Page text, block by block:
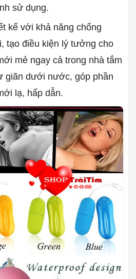
sử dụng.
kế với khả năng chống
tạo điều kiện lý tưởng cho
mẻ ngay cả trong nhà tắm
giãn dưới nước, góp phần
lạ, hấp dẫn.